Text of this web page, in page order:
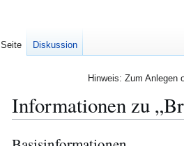
Hinweis: Zum Anlegen
Informationen zu
Zur
Zur
Seite Diskussion